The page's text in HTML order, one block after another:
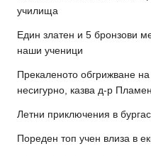
училища
Един златен и 5 бронзови
наши ученици
Прекаленото обгрижване на
несигурно, казва д-р
Летни приключения в
Пореден топ учен влиза в